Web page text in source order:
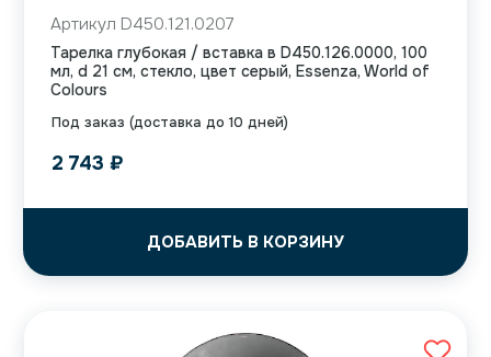
Под заказ (доставка до 10 дней)
Артикул D450.121.0207
Тарелка глубокая / вставка в D450.126.0000, 100
мл, d 21 см, стекло, цвет серый, Essenza, World of
Colours
2 743 ₽
ДОБАВИТЬ В КОРЗИНУ